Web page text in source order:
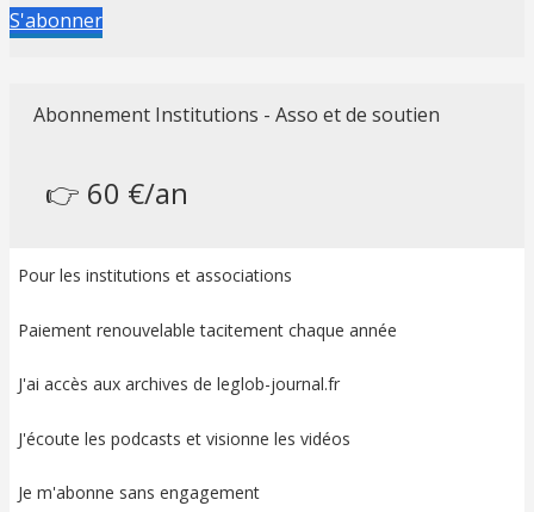
S'abonner
Abonnement Institutions - Asso et de soutien
👉 60 €/an
Pour les institutions et associations
Paiement renouvelable tacitement chaque année
J'ai accès aux archives de leglob-journal.fr
J'écoute les podcasts et visionne les vidéos
Je m'abonne sans engagement